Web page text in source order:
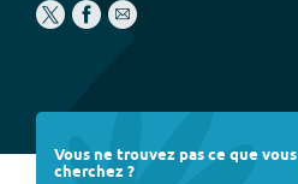
Vous ne trouvez pas ce que vous
cherchez ?